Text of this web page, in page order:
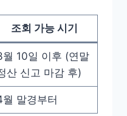
조회 가능 시기
월 10일 이후 (연말
산 신고 마감 후)
월 말경부터